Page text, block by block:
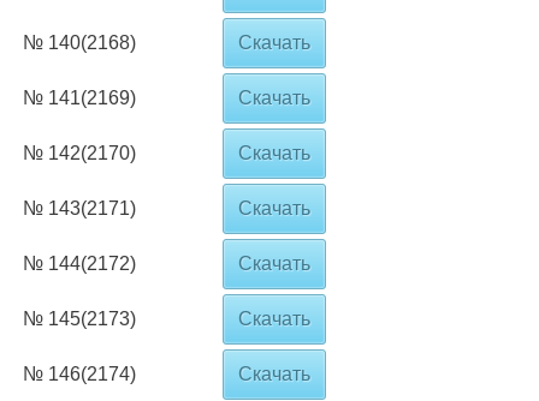
№ 140(2168) Скачать
№ 141(2169) Скачать
№ 142(2170) Скачать
№ 143(2171) Скачать
№ 144(2172) Скачать
№ 145(2173) Скачать
№ 146(2174) Скачать